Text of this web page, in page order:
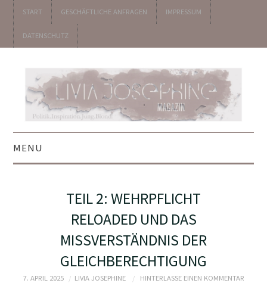
START GESCHÄFTLICHE ANFRAGEN IMPRESSUM
DATENSCHUTZ
MENU
▼ UNTERHALTUNG
▼ KOLUMNEN
PRESSEARCHIV
TEIL 2: WEHRPFLICHT
RELOADED UND DAS
MISSVERSTÄNDNIS DER
GLEICHBERECHTIGUNG
7. APRIL 2025 LIVIA JOSEPHINE HINTERLASSE EINEN KOMMENTAR